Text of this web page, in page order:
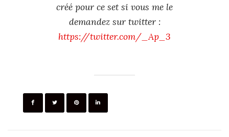
créé pour ce set si vous me le
demandez sur twitter :
https://twitter.com/_Ap_3